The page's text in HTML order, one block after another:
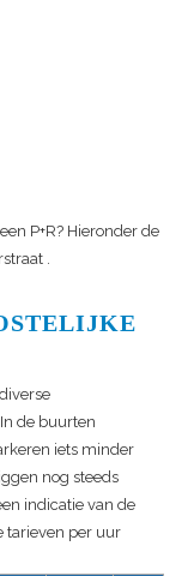
P+R? Hieronder de
.
de buurten
iets minder
nog steeds
indicatie van de
tarieven per uur